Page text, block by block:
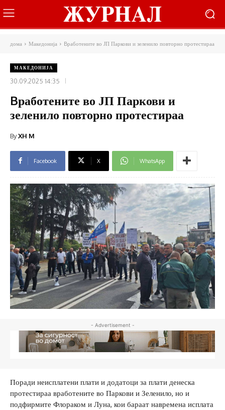
дома Македонија Bработените во ЈП Паркови и зеленило повторно протестираа
МАКЕДОНИЈА
30.09.2025 14:35
Bработените во ЈП Паркови и
зеленило повторно протестираа
ByXH M
Facebook X WhatsApp
- Advertisement -
Поради неисплатени плати и додатоци за плати денеска
протестираа вработените во Паркови и Зеленило, но и
подфирмите Флораком и Луна, кои бараат навремена исплата